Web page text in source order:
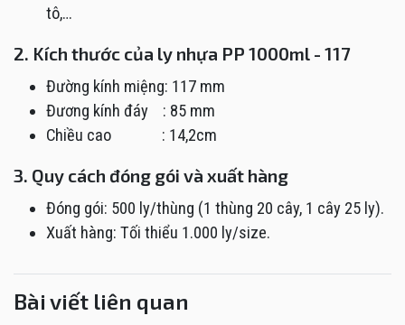
tô,…
2. Kích thước của ly nhựa PP 1000ml - 117
Đường kính miệng: 117 mm
Đương kính đáy : 85 mm
Chiều cao : 14,2cm
3. Quy cách đóng gói và xuất hàng
Đóng gói: 500 ly/thùng (1 thùng 20 cây, 1 cây 25 ly).
Xuất hàng: Tối thiểu 1.000 ly/size.
Bài viết liên quan